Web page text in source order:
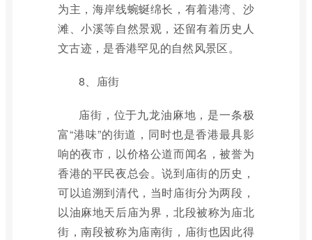
为主，海岸线蜿蜒绵长，有着港湾、沙
滩、小溪等自然景观，还留有着历史人
文古迹，是香港罕见的自然风景区。
8、庙街
庙街，位于九龙油麻地，是一条极
富“港味”的街道，同时也是香港最具影
响的夜市，以价格公道而闻名，被誉为
香港的平民夜总会。说到庙街的历史，
可以追溯到清代，当时庙街分为两段，
以油麻地天后庙为界，北段被称为庙北
街，南段被称为庙南街，庙街也因此得